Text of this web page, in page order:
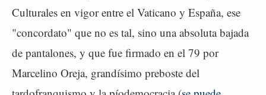
Culturales en vigor entre el Vaticano y España, ese
"concordato" que no es tal, sino una absoluta bajada
de pantalones, y que fue firmado en el 79 por
Marcelino Oreja, grandísimo preboste del